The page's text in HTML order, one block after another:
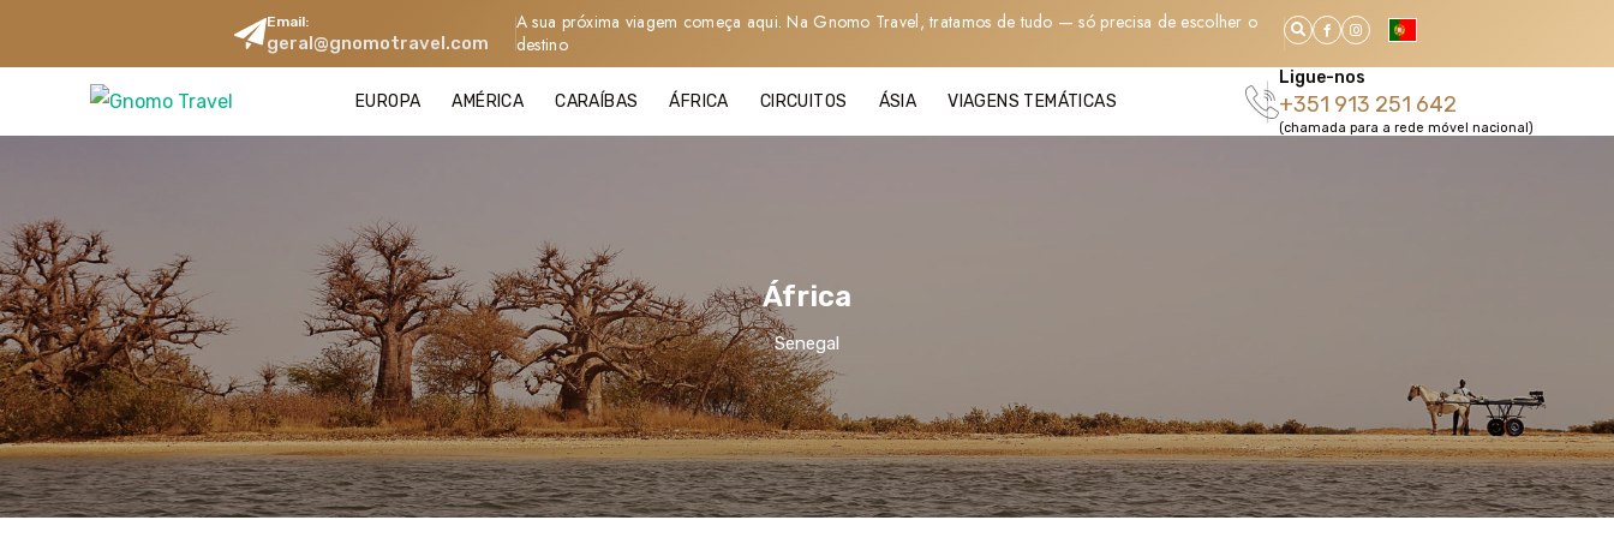
Email:
geral@gnomotravel.com
A sua próxima viagem começa aqui. Na Gnomo Travel, tratamos de tudo — só precisa de escolher o
destino
EUROPA AMÉRICA CARAÍBAS ÁFRICA CIRCUITOS ÁSIA VIAGENS TEMÁTICAS
Ligue-nos
+351 913 251 642
(chamada para a rede móvel nacional)
África
Senegal